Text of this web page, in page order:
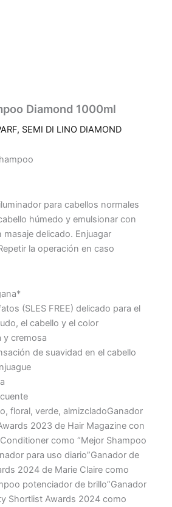
Diamond 1000ml
, SEMI DI LINO DIAMOND
para cabellos normales
húmedo y emulsionar con
masaje delicado. Enjuagar
la operación en caso
(SLES FREE) delicado para el
el cabello y el color
y cremosa
de suavidad en el cabello
floral, verde, almizcladoGanador
2023 de Hair Magazine con
como “Mejor Shampoo
para uso diario”Ganador de
2024 de Marie Claire como
potenciador de brillo”Ganador
Shortlist Awards 2024 como